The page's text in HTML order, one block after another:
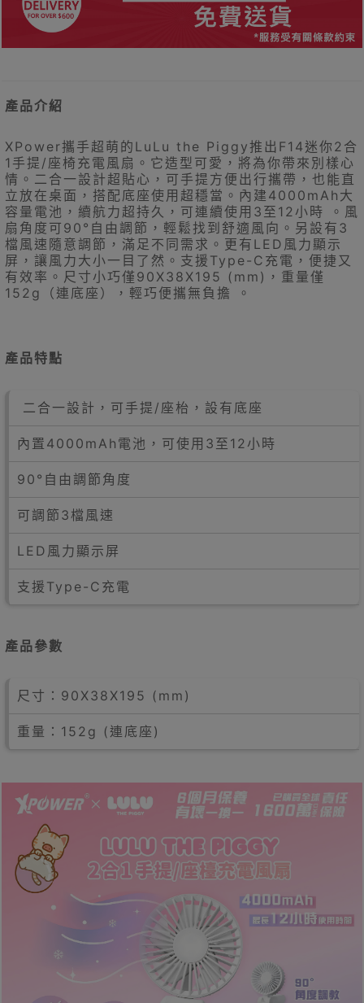
產品介紹
XPower攜手超萌的LuLu the Piggy推出F14迷你2合
1手提/座椅充電風扇。它造型可愛，將為你帶來別樣心
情。二合一設計超貼心，可手提方便出行攜帶，也能直
立放在桌面，搭配底座使用超穩當。內建4000mAh大
容量電池，續航力超持久，可連續使用3至12小時 。風
扇角度可90°自由調節，輕鬆找到舒適風向。另設有3
檔風速隨意調節，滿足不同需求。更有LED風力顯示
屏，讓風力大小一目了然。支援Type-C充電，便捷又
有效率。尺寸小巧僅90X38X195 (mm)，重量僅
152g（連底座），輕巧便攜無負擔 。
產品特點
二合一設計，可手提/座枱，設有底座
內置4000mAh電池，可使用3至12小時
90°自由調節角度
可調節3檔風速
LED風力顯示屏
支援Type-C充電
產品參數
尺寸：90X38X195 (mm)
重量：152g (連底座)